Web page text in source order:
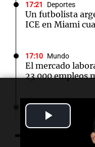
Video
17:21 Deportes
Un futbolista
ICE en Miami
17:10 Mundo
El mercado
23.000 empleos
17:05 Espectáculos
Murió Leandro
del